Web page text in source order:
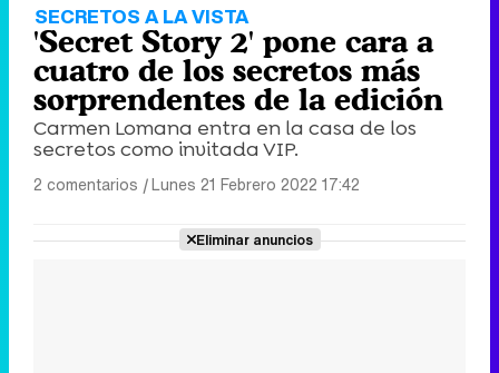
SECRETOS A LA VISTA
'Secret Story 2' pone cara a
cuatro de los secretos más
sorprendentes de la edición
Carmen Lomana entra en la casa de los
secretos como invitada VIP.
2 comentarios |Lunes 21 Febrero 2022 17:42
Eliminar anuncios